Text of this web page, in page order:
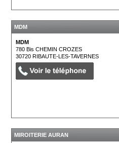
MDM
MDM
780 Bis CHEMIN CROZES
30720RIBAUTE-LES-TAVERNES
MIROITERIE AURAN